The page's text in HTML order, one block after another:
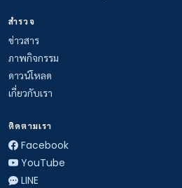
สำรวจ
ข่าวสาร
ภาพกิจกรรม
ดาวน์โหลด
เกี่ยวกับเรา
ติดตามเรา
Facebook
YouTube
LINE